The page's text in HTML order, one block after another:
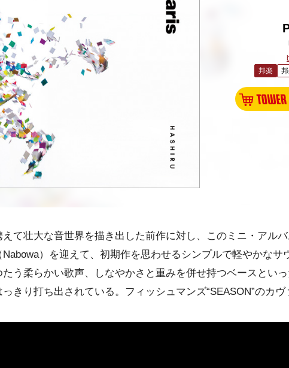
邦楽
て壮大な音世界を描き出した前作に対し、このミニ・アル
）を迎えて、初期作を思わせるシンプルで軽やかなサ
う柔らかい歌声、しなやかさと重みを併せ持つベースとい
きり打ち出されている。フィッシュマンズ“SEASON”のカヴ